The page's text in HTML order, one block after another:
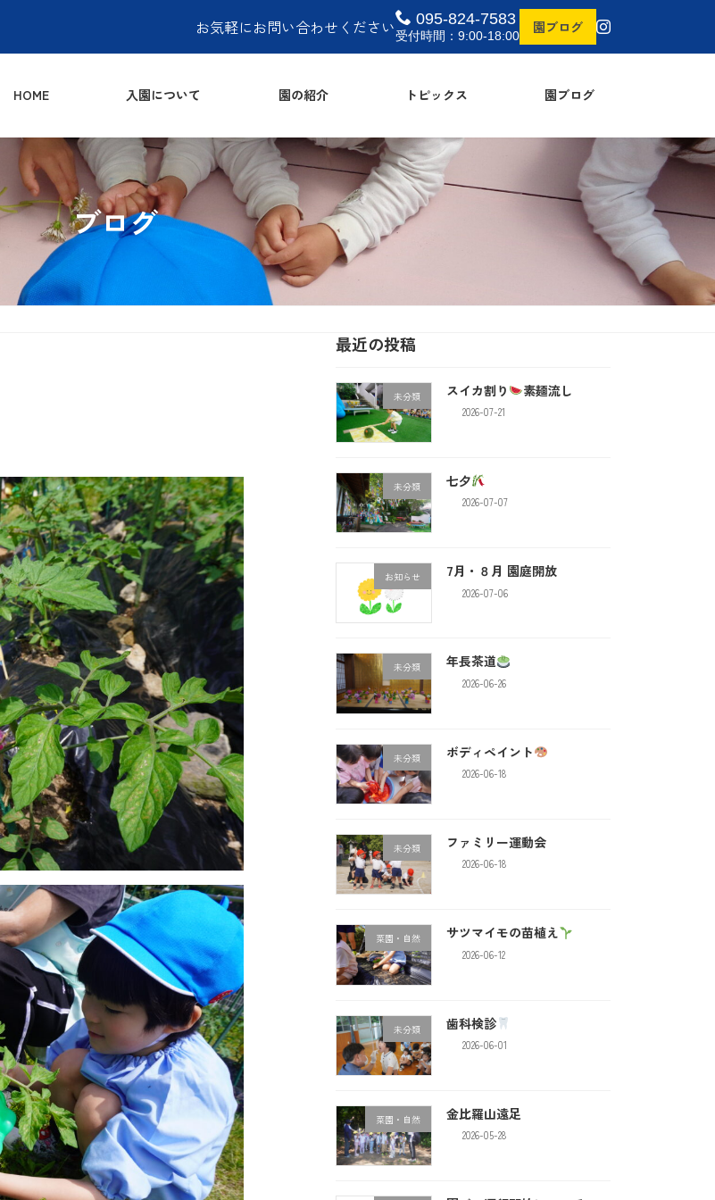
お気軽にお問い合わせください 095-824-7583
受付時間：9:00-18:00 園ブログ
HOME 入園について 園の紹介 トピックス 園ブログ
ブログ
最近の投稿
未分類 スイカ割り 素麺流し
2026-07-21
未分類 七夕
2026-07-07
お知らせ 7月・８月 園庭開放
2026-07-06
未分類 年長茶道
2026-06-26
未分類 ボディペイント
2026-06-18
未分類 ファミリー運動会
2026-06-18
菜園・自然 サツマイモの苗植え
2026-06-12
未分類 歯科検診
2026-06-01
菜園・自然 金比羅山遠足
2026-05-28